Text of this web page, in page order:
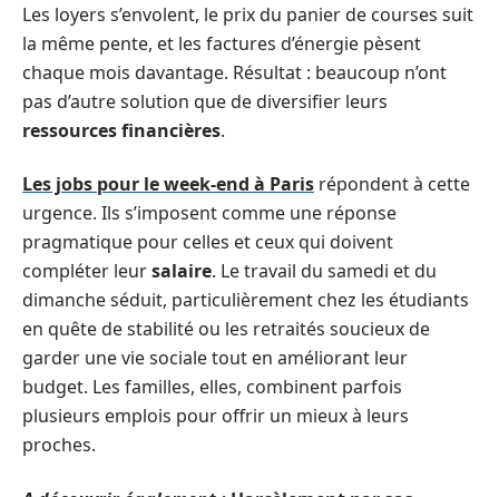
Les loyers s’envolent, le prix du panier de courses suit
la même pente, et les factures d’énergie pèsent
chaque mois davantage. Résultat : beaucoup n’ont
pas d’autre solution que de diversifier leurs
ressources financières.
Les jobs pour le week-end à Paris répondent à cette
urgence. Ils s’imposent comme une réponse
pragmatique pour celles et ceux qui doivent
compléter leursalaire. Le travail du samedi et du
dimanche séduit, particulièrement chez les étudiants
en quête de stabilité ou les retraités soucieux de
garder une vie sociale tout en améliorant leur
budget. Les familles, elles, combinent parfois
plusieurs emplois pour offrir un mieux à leurs
proches.